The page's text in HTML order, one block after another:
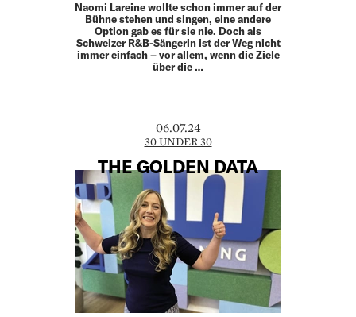
Naomi Lareine wollte schon immer auf der
Bühne stehen und singen, eine andere
Option gab es für sie nie. Doch als
Schweizer R&B-Sängerin ist der Weg nicht
immer einfach – vor allem, wenn die Ziele
über die …
06.07.24
30 UNDER 30
THE GOLDEN DATA